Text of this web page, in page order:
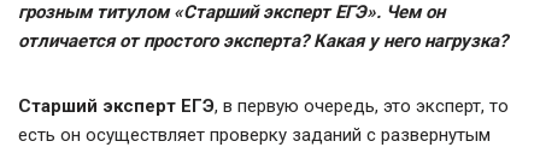
грозным титулом «Старший эксперт ЕГЭ». Чем он
отличается от простого эксперта? Какая у него нагрузка?
Старший эксперт ЕГЭ, в первую очередь, это эксперт, то
есть он осуществляет проверку заданий с развернутым